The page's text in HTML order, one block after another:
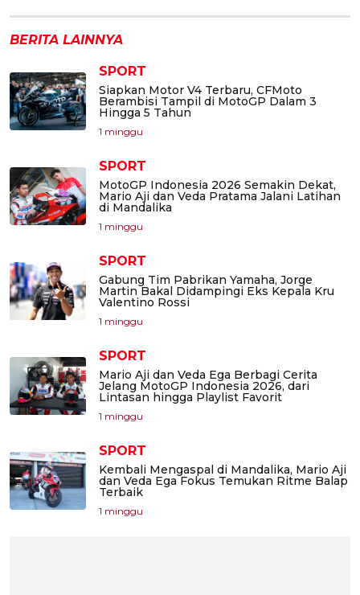
BERITA LAINNYA
SPORT
Siapkan Motor V4 Terbaru, CFMoto
Berambisi Tampil di MotoGP Dalam 3
Hingga 5 Tahun
1 minggu
SPORT
MotoGP Indonesia 2026 Semakin Dekat,
Mario Aji dan Veda Pratama Jalani Latihan
di Mandalika
1 minggu
SPORT
Gabung Tim Pabrikan Yamaha, Jorge
Martin Bakal Didampingi Eks Kepala Kru
Valentino Rossi
1 minggu
SPORT
Mario Aji dan Veda Ega Berbagi Cerita
Jelang MotoGP Indonesia 2026, dari
Lintasan hingga Playlist Favorit
1 minggu
SPORT
Kembali Mengaspal di Mandalika, Mario Aji
dan Veda Ega Fokus Temukan Ritme Balap
Terbaik
1 minggu